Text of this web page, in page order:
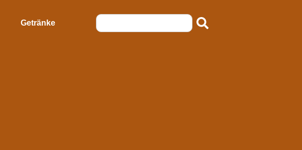
Getränke